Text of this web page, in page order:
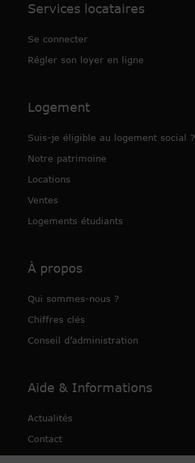
Services locataires
Se connecter
Régler son loyer en ligne
Logement
Suis-je éligible au logement social ?
Notre patrimoine
Locations
Ventes
Logements étudiants
À propos
Qui sommes-nous ?
Chiffres clés
Conseil d’administration
Aide & Informations
Actualités
Contact